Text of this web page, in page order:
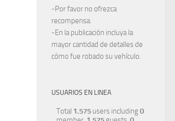
-Por favor no ofrezca
recompensa.
-En la publicación incluya la
mayor cantidad de detalles de
cómo fue robado su vehículo.
USUARIOS EN LINEA
Total 1.575 users including0